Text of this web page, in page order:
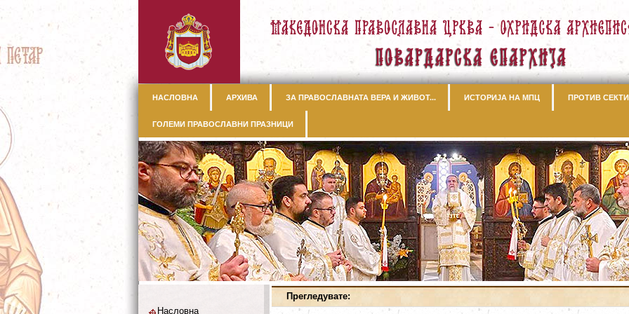
НАСЛОВНА АРХИВА ЗА ПРАВОСЛАВНАТА ВЕРА И ЖИВОТ... ИСТОРИЈА НА МПЦ ПРОТИВ
ГОЛЕМИ ПРАВОСЛАВНИ ПРАЗНИЦИ
Прегледувате:
Насловна